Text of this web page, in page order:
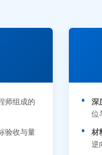
师组成的
验收与量
深
位
材
逆